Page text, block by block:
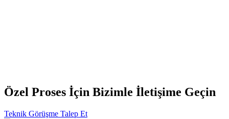
Özel Proses İçin Bizimle İletişime Geçin
Teknik Görüşme Talep Et